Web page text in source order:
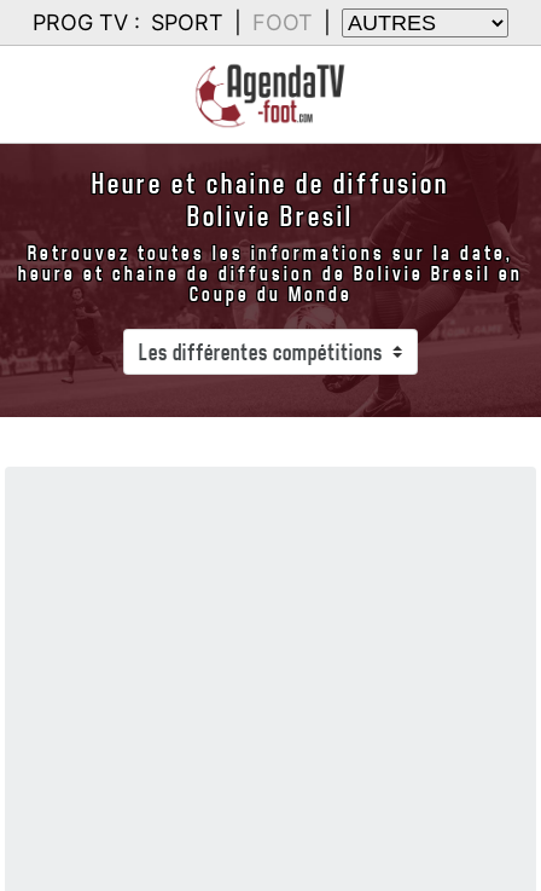
PROG TV : SPORT FOOT
Heure et chaine de diffusion
Bolivie Bresil
Retrouvez toutes les informations sur la date,
heure et chaine de diffusion de Bolivie Bresil en
Coupe du Monde